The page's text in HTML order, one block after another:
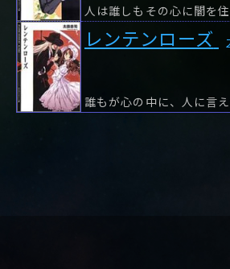
人は誰しもその心に闇を
レンテンローズ